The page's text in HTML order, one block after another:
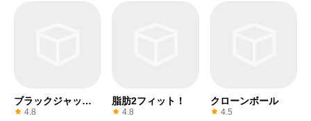
ブラックジャッ
ク・ポーカーゲー
4.8
脂肪2フィット！
4.8
クローンボール
4.5